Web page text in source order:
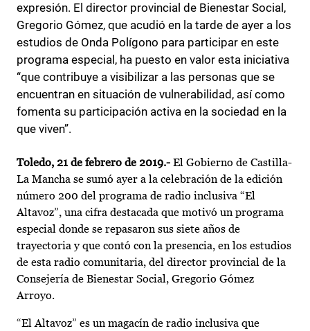
expresión. El director provincial de Bienestar Social,
Gregorio Gómez, que acudió en la tarde de ayer a los
estudios de Onda Polígono para participar en este
programa especial, ha puesto en valor esta iniciativa
“que contribuye a visibilizar a las personas que se
encuentran en situación de vulnerabilidad, así como
fomenta su participación activa en la sociedad en la
que viven”.
Toledo, 21 de febrero de 2019.- El Gobierno de Castilla-
La Mancha se sumó ayer a la celebración de la edición
número 200 del programa de radio inclusiva “El
Altavoz”, una cifra destacada que motivó un programa
especial donde se repasaron sus siete años de
trayectoria y que contó con la presencia, en los estudios
de esta radio comunitaria, del director provincial de la
Consejería de Bienestar Social, Gregorio Gómez
Arroyo.
“El Altavoz” es un magacín de radio inclusiva que